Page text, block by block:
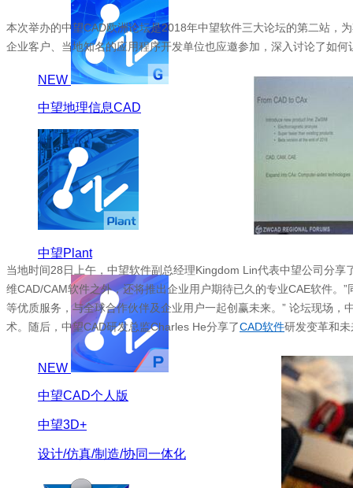
NEW
中望地理信息CAD
中望Plant
NEW
中望CAD个人版
中望3D+
设计/仿真/制造/协同一体化
本次举办的中望CAD欧洲论坛是2018年中望软件三大论坛的第二站，
企业客户、当地知名的应用程序开发单位也应邀参加，深入讨论了如
当地时间28日上午，中望软件副总经理Kingdom Lin代表中望公司分
维CAD/CAM软件之外，还将推出企业用户期待已久的专业CAE软件
等优质服务，与全球合作伙伴及企业用户一起创赢未来。” 论坛现场
术。随后，中望CAD研发总监Charles He分享了CAD软件研发变革和